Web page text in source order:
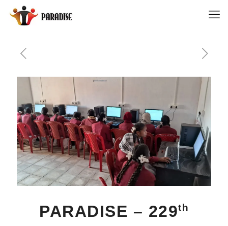
PARADISE – 229th